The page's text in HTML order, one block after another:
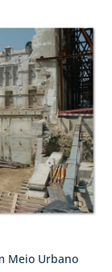
Meio Urbano